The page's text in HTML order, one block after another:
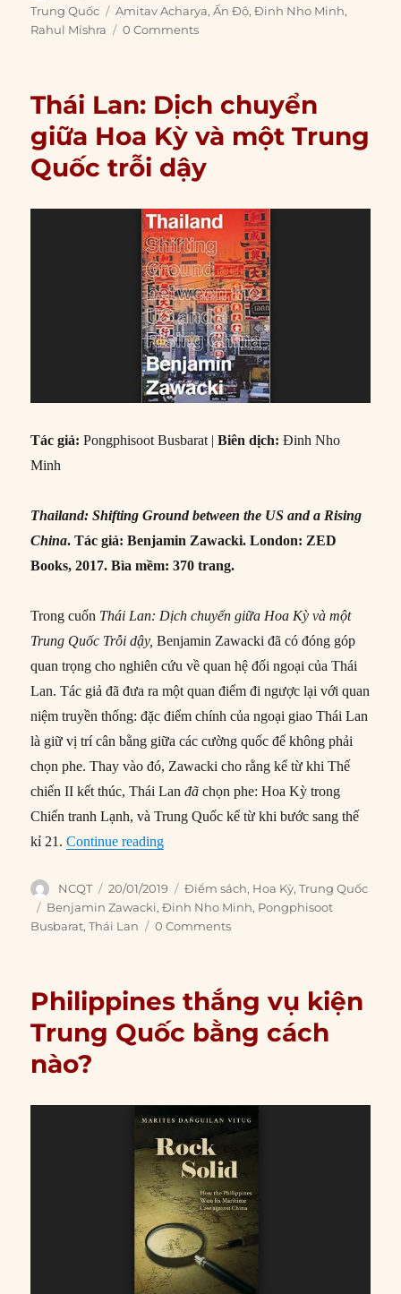
on
Trung Quốc
Tags
Amitav Acharya,Ấn Độ,Đinh Nho Minh,
Rahul Mishra
0 Comments
Thái Lan: Dịch chuyển
giữa Hoa Kỳ và một Trung
Quốc trỗi dậy
Tác giả:Pongphisoot Busbarat |Biên dịch:Đinh Nho
Minh
Thailand: Shifting Ground between the US and a Rising
China. Tác giả: Benjamin Zawacki. London: ZED
Books, 2017. Bìa mềm: 370 trang.
Trong cuốn Thái Lan: Dịch chuyển giữa Hoa Kỳ và một
Trung Quốc Trỗi dậy,Benjamin Zawacki đã có đóng góp
quan trọng cho nghiên cứu về quan hệ đối ngoại của Thái
Lan. Tác giả đã đưa ra một quan điểm đi ngược lại với quan
niệm truyền thống: đặc điểm chính của ngoại giao Thái Lan
là giữ vị trí cân bằng giữa các cường quốc để không phải
chọn phe. Thay vào đó, Zawacki cho rằng kể từ khi Thế
chiến II kết thúc, Thái Lanđã chọn phe: Hoa Kỳ trong
Chiến tranh Lạnh, và Trung Quốc kể từ khi bước sang thế
kỉ 21.Continue reading“Thái Lan: Dịch chuyển giữa Hoa Kỳ và
Author
NCQT
Posted
on
20/01/2019 Categories
Điểm sách, Hoa Kỳ,Trung Quốc
Tags
Benjamin Zawacki,Đinh Nho Minh, Pongphisoot
Busbarat,Thái Lan 0 Comments
Philippines thắng vụ kiện
Trung Quốc bằng cách
nào?